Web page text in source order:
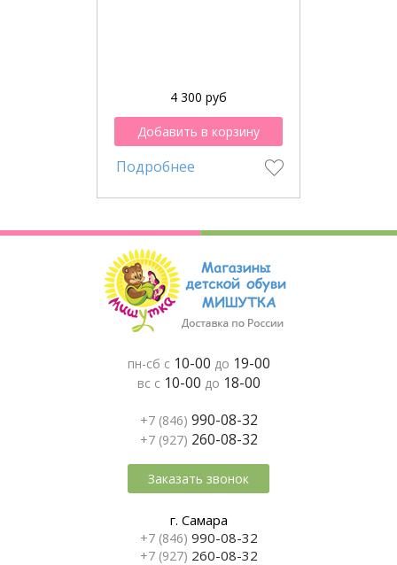
4 300 руб
Добавить в корзину
Подробнее
пн-сб с 10-00 до 19-00
вс с 10-00 до 18-00
+7 (846) 990-08-32
+7 (927) 260-08-32
Заказать звонок
г. Самара
+7 (846) 990-08-32
+7 (927) 260-08-32